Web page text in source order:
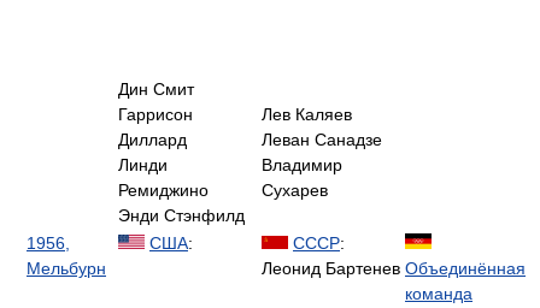
Дин Смит
Гаррисон
Диллард
Линди
Ремиджино
Энди Стэнфилд
Лев Каляев
Леван Санадзе
Владимир
Сухарев
1956,
Мельбурн
США: СССР:
Леонид Бартенев Объединённая
команда